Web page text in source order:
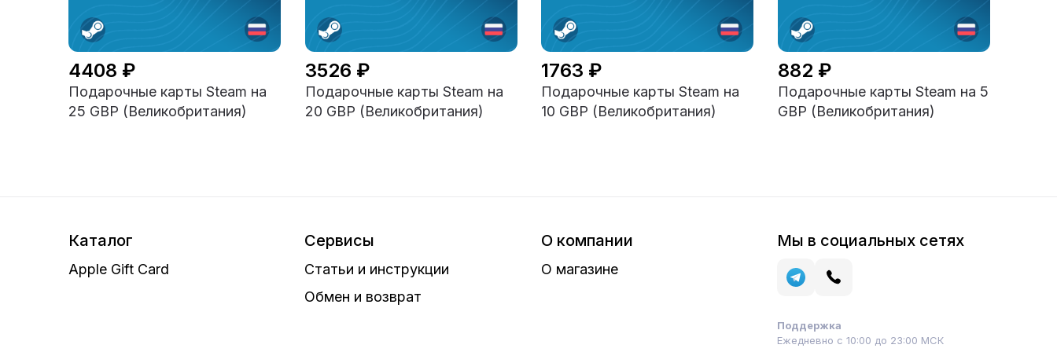
4408 ₽
Подарочные карты Steam на
25 GBP (Великобритания)
3526 ₽
Подарочные карты Steam на
20 GBP (Великобритания)
1763 ₽
Подарочные карты Steam на
10 GBP (Великобритания)
882 ₽
Подарочные карты Steam на 5
GBP (Великобритания)
Каталог
Apple Gift Card
Сервисы
Статьи и инструкции
Обмен и возврат
О компании
О магазине
Мы в социальных сетях
Поддержка
Ежедневно с 10:00 до 23:00 МСК